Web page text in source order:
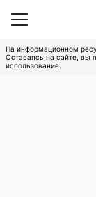
На информационном
Оставаясь на сайте, вы
использование.